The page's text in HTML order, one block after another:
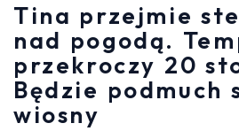
Tina przejmie
nad pogodą.
przekroczy 20
Będzie podmuch
wiosny